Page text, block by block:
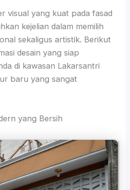
visual yang kuat pada fasad
kejelian dalam memilih
sekaligus artistik. Berikut
desain yang siap
di kawasan Lakarsantri
baru yang sangat
yang Bersih